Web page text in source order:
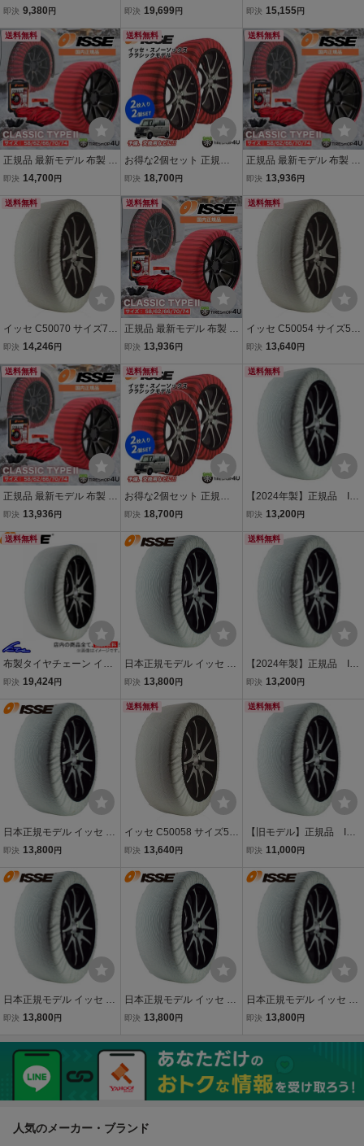
6 イッセ スノーソックス
チェーン 簡単取り付け ジ
ャッキアップ不要
即決 9,380 円
SE サイズ58 イッセ スノ
プ2 非金属 タイヤチェー
ン ジャッキアップ不要
即決 19,699円
ISSE スノーソックス(布
ー チェーン規制適合 [代
引・ゆっくり払い不可]84
12418002606
即決 15,155円
送料無料
正規品 最新モデル 布製 IS
SE サイズ74 イッセ スノ
イプ2 非金属 タイヤチェ
ーン ジャッキアップ不要
即決 14,700 円
送料無料
お得な2個セット 正規品
布製 ISSE サイズ70 クラ
セ スノーソックス 非金属
タイヤチェーン ジャッキ
アップ不要
即決 18,700 円
送料無料
正規品 最新モデル 布製 IS
SE サイズ70 イッセ スノ
イプ2 非金属 タイヤチェ
ーン ジャッキアップ不要
即決 13,936 円
送料無料
イッセ C50070 サイズ70
ISSE スノーソックス(布
ー チェーン規制適合 [代
引・ゆっくり払い不可]84
12418002590
即決 14,246 円
送料無料
正規品 最新モデル 布製 IS
SE サイズ62 イッセ スノ
イプ2 非金属 タイヤチェ
ーン ジャッキアップ不要
即決 13,936 円
送料無料
イッセ C50054 サイズ54
ISSE スノーソックス(布
ー チェーン規制適合 [代
引・ゆっくり払い不可]84
12418002552
即決 13,640 円
送料無料
正規品 最新モデル 布製 IS
SE サイズ66 イッセ スノ
イプ2 非金属 タイヤチェ
ーン ジャッキアップ不要
即決 13,936 円
送料無料
お得な2個セット 正規品
布製 ISSE サイズ66 クラ
セ スノーソックス 非金属
タイヤチェーン ジャッキ
即決 18,700 円
送料無料
【2024年製】正規品 IS
SE SAFETY スノーソック
布製タイヤチェーン
即決 13,200 円
送料無料
布製タイヤチェーン イッ
セ スノーソックス スーパ
2074】 17.5インチ ISSE
SNOW SOCKS チェーン
規制対応品 非金属
即決 19,424円
日本正規モデル イッセ ス
ノーソックス 布製タイヤ
70 245/35R21 21インチ
対応 ISSE
即決 13,800 円
送料無料
【2024年製】正規品 IS
SE SAFETY スノーソック
布製タイヤチェーン
即決 13,200 円
日本正規モデル イッセ ス
ノーソックス 布製タイヤ
70 245/40R21 21インチ
即決 13,800 円
送料無料
イッセ C50058 サイズ58
ISSE スノーソックス(布
ー チェーン規制適合 [代
引・ゆっくり払い不可]84
12418002569
即決 13,640 円
送料無料
【旧モデル】正規品 ISS
E SAFETY スノーソック
布製タイヤチェーン
即決 11,000 円
日本正規モデル イッセ ス
ノーソックス 布製タイヤ
70 175/60R19 19インチ
対応 ISSE
即決 13,800 円
日本正規モデル イッセ ス
ノーソックス 布製タイヤ
70 265/35R22 22インチ
対応 ISSE
即決 13,800 円
日本正規モデル イッセ ス
ノーソックス 布製タイヤ
70 195/75R17 17インチ
対応 ISSE
即決 13,800 円
人気のメーカー・ブランド